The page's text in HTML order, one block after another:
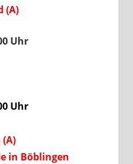
(A)
Uhr
Uhr
in Böblingen